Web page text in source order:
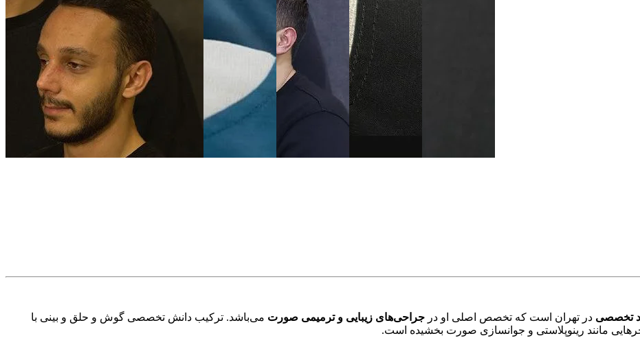
تخصصی در تهران است که تخصص اصلی او در جراحی‌های زیبایی و ترمیمی صورت می‌باشد. ترکیب دانش تخصصی گوش و حلق و بینی با
مانند رینوپلاستی و جوانسازی صورت بخشیده است.